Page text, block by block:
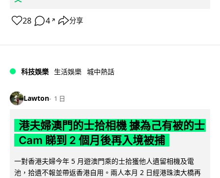
28 4 ↗ 分享
科技娛樂 生活娛樂 城中熱話
Lawton 1 日
港夫婦澳門的士拾相機 據為己有被的士
Cam 睇到 2 個月後再入境被捕
一對香港夫婦今年 5 月遊澳門乘的士拾獲他人遺留相機及電
池，拾遺不報並帶返香港自用。兩人本月 2 日經港珠澳大橋再